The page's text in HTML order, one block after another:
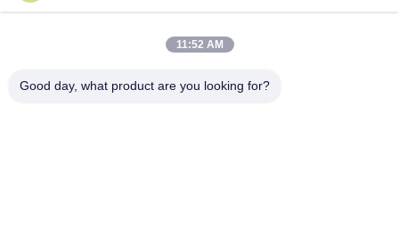
Επικοινωνήστε μαζί μας
Διεύθυνση: Οδός Xingfu Δήμος Licheng Πόλη Jinan, επαρχία
Ηλεκτρονικό:
penny@human-hairbundles.com
11:52 AM
Good day, what product are you looking for?